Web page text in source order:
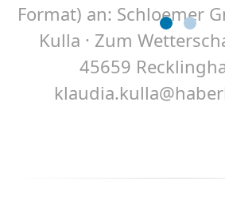
Format) an: Schloemer
Kulla · Zum
45659